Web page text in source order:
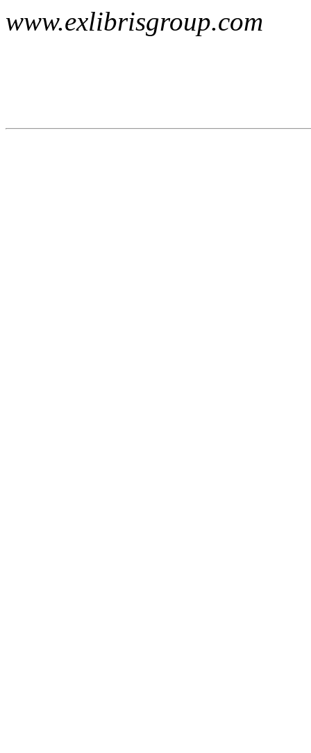
www.exlibrisgroup.com